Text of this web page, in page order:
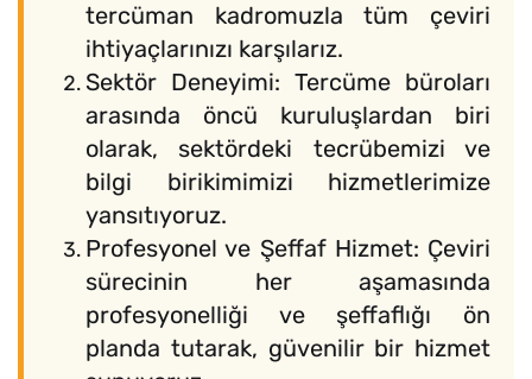
tercüman kadromuzla tüm çeviri
ihtiyaçlarınızı karşılarız.
Sektör Deneyimi: Tercüme büroları
arasında öncü kuruluşlardan biri
olarak, sektördeki tecrübemizi ve
bilgi birikimimizi hizmetlerimize
yansıtıyoruz.
Profesyonel ve Şeffaf Hizmet: Çeviri
sürecinin her aşamasında
profesyonelliği ve şeffaflığı ön
planda tutarak, güvenilir bir hizmet